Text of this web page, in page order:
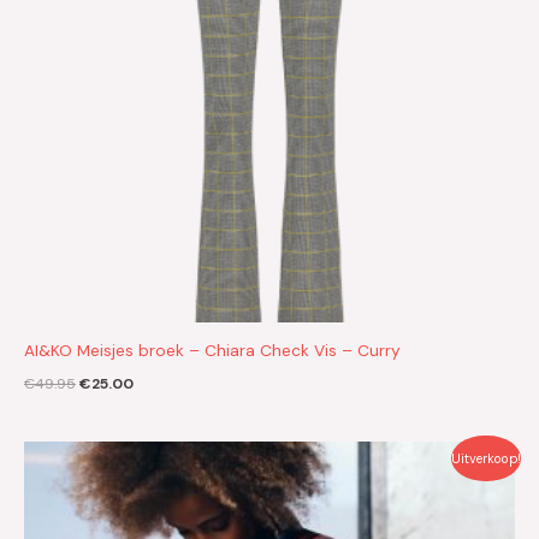
AI&KO Meisjes broek – Chiara Check Vis – Curry
€49.95€25.00
Uitverkoop!
Oorspronkelijke
prijs
was:
€44.99.
Huidige
prijs
is:
€22.50.